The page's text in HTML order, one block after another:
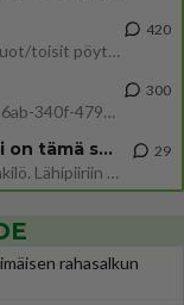
Siinäpä se kysymys on otsikossa. Mitäpä siis tuot/toisit pöytään parisuhteessa? Oletko mies vai nainen? Koetko sen mitä
420
https://www.iltalehti.fi/viihdeuutiset/a/c46da6ab-340f-4790-aaa7-0865eed2336 Yrityksen konkurssihakemus on tullut kärä
300
Tiesitkö? Martina Aitolehden isäpuoli on tämä suosittu laulaja
Martina Aitolehti on seurattu julkisuuden henkilö. Lähipiiriin mahtuu muitakin tunnettuja henkilöitä. Tiesitkö, että Ma
29
rahasalkun